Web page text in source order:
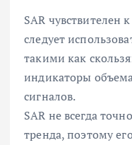
SAR чувствителен
следует
такими как
индикаторы
сигналов.
SAR не всегда
тренда, поэтому